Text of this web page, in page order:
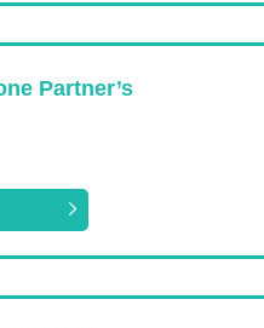
Partner’s